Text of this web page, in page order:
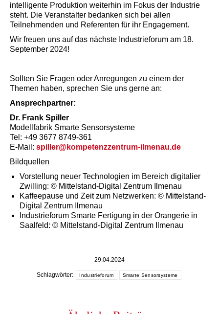
intelligente Produktion weiterhin im Fokus der Industrie
steht. Die Veranstalter bedanken sich bei allen
Teilnehmenden und Referenten für ihr Engagement.
Wir freuen uns auf das nächste Industrieforum am 18.
September 2024!
Sollten Sie Fragen oder Anregungen zu einem der
Themen haben, sprechen Sie uns gerne an:
Ansprechpartner:
Dr. Frank Spiller
Modellfabrik Smarte Sensorsysteme
Tel: +49 3677 8749-361
E-Mail: spiller@kompetenzzentrum-ilmenau.de
Bildquellen
Vorstellung neuer Technologien im Bereich digitalier
Zwilling: © Mittelstand-Digital Zentrum Ilmenau
Kaffeepause und Zeit zum Netzwerken: © Mittelstand-
Digital Zentrum Ilmenau
Industrieforum Smarte Fertigung in der Orangerie in
Saalfeld: © Mittelstand-Digital Zentrum Ilmenau
29.04.2024
Schlagwörter: Industrieforum Smarte Sensorsysteme